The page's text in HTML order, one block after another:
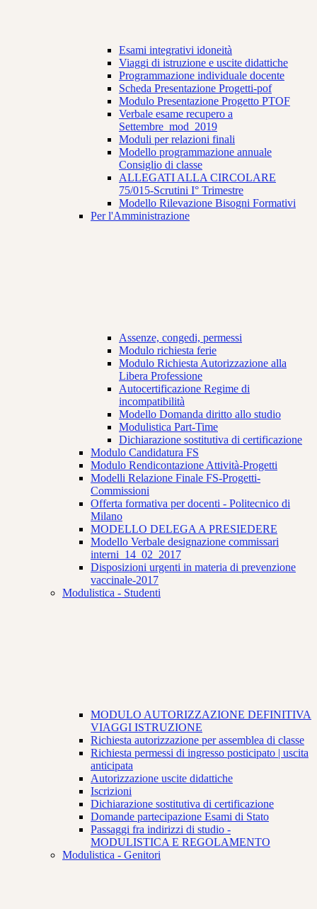
Esami integrativi idoneità
Viaggi di istruzione e uscite didattiche
Programmazione individuale docente
Scheda Presentazione Progetti-pof
Modulo Presentazione Progetto PTOF
Verbale esame recupero a
Settembre_mod_2019
Moduli per relazioni finali
Modello programmazione annuale
Consiglio di classe
ALLEGATI ALLA CIRCOLARE
75/015-Scrutini I° Trimestre
Modello Rilevazione Bisogni Formativi
Per l'Amministrazione
Assenze, congedi, permessi
Modulo richiesta ferie
Modulo Richiesta Autorizzazione alla
Libera Professione
Autocertificazione Regime di
incompatibilità
Modello Domanda diritto allo studio
Modulistica Part-Time
Dichiarazione sostitutiva di certificazione
Modulo Candidatura FS
Modulo Rendicontazione Attività-Progetti
Modelli Relazione Finale FS-Progetti-
Commissioni
Offerta formativa per docenti - Politecnico di
Milano
MODELLO DELEGA A PRESIEDERE
Modello Verbale designazione commissari
interni_14_02_2017
Disposizioni urgenti in materia di prevenzione
vaccinale-2017
Modulistica - Studenti
MODULO AUTORIZZAZIONE DEFINITIVA
VIAGGI ISTRUZIONE
Richiesta autorizzazione per assemblea di classe
Richiesta permessi di ingresso posticipato | uscita
anticipata
Autorizzazione uscite didattiche
Iscrizioni
Dichiarazione sostitutiva di certificazione
Domande partecipazione Esami di Stato
Passaggi fra indirizzi di studio -
MODULISTICA E REGOLAMENTO
Modulistica - Genitori